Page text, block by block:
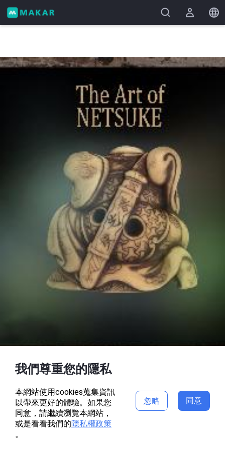
我們尊重您的隱私
本網站使用cookies蒐集資訊
以帶來更好的體驗。如果您
同意，請繼續瀏覽本網站，
或是看看我們的隱私權政策
。
忽略 同意